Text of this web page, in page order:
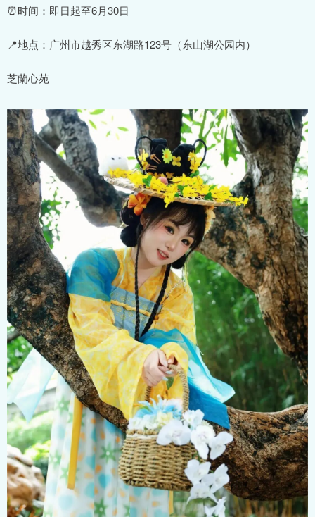
⏰时间：即日起至6月30日
📍地点：广州市越秀区东湖路123号（东山湖公园内）
芝蘭心苑